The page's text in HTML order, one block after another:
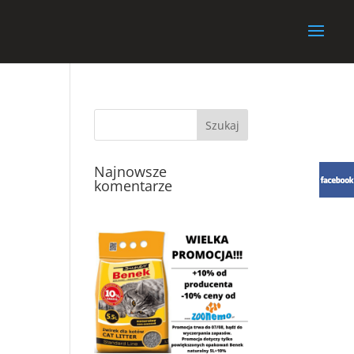
Najnowsze
komentarze